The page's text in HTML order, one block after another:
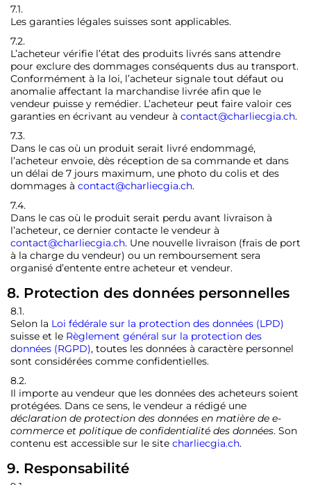
7.1.
Les garanties légales suisses sont applicables.
7.2.
L’acheteur vérifie l’état des produits livrés sans attendre
pour exclure des dommages conséquents dus au transport.
Conformément à la loi, l’acheteur signale tout défaut ou
anomalie affectant la marchandise livrée afin que le
vendeur puisse y remédier. L’acheteur peut faire valoir ces
garanties en écrivant au vendeur à contact@charliecgia.ch.
7.3.
Dans le cas où un produit serait livré endommagé,
l’acheteur envoie, dès réception de sa commande et dans
un délai de 7 jours maximum, une photo du colis et des
dommages à contact@charliecgia.ch.
7.4.
Dans le cas où le produit serait perdu avant livraison à
l’acheteur, ce dernier contacte le vendeur à
contact@charliecgia.ch. Une nouvelle livraison (frais de port
à la charge du vendeur) ou un remboursement sera
organisé d’entente entre acheteur et vendeur.
8. Protection des données personnelles
8.1.
Selon la Loi fédérale sur la protection des données (LPD)
suisse et le Règlement général sur la protection des
données (RGPD), toutes les données à caractère personnel
sont considérées comme confidentielles.
8.2.
Il importe au vendeur que les données des acheteurs soient
protégées. Dans ce sens, le vendeur a rédigé une
déclaration de protection des données en matière de e-
commerce et politique de confidentialité des données. Son
contenu est accessible sur le site charliecgia.ch.
9. Responsabilité